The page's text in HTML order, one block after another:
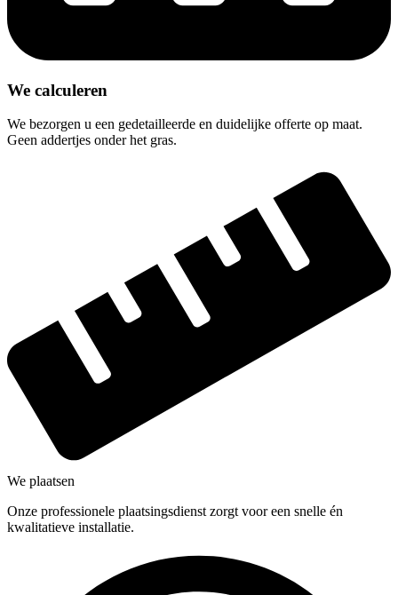
We calculeren
We bezorgen u een gedetailleerde en duidelijke offerte op maat.
Geen addertjes onder het gras.
We plaatsen
Onze professionele plaatsingsdienst zorgt voor een snelle én
kwalitatieve installatie.